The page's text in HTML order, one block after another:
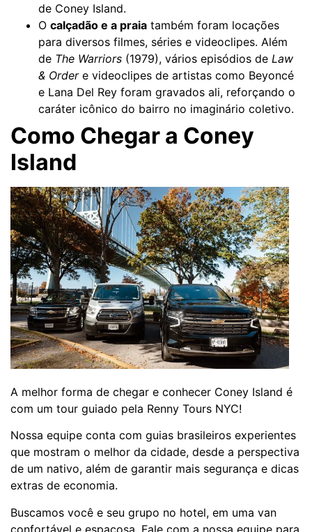
de Coney Island.
O calçadão e a praia também foram locações
para diversos filmes, séries e videoclipes. Além
de The Warriors (1979), vários episódios de Law
& Ordere videoclipes de artistas como Beyoncé
e Lana Del Rey foram gravados ali, reforçando o
caráter icônico do bairro no imaginário coletivo.
Como Chegar a Coney
Island
A melhor forma de chegar e conhecer Coney Island é
com um tour guiado pela Renny Tours NYC!
Nossa equipe conta com guias brasileiros experientes
que mostram o melhor da cidade, desde a perspectiva
de um nativo, além de garantir mais segurança e dicas
extras de economia.
Buscamos você e seu grupo no hotel, em uma van
confortável e espaçosa. Fale com a nossa equipe para